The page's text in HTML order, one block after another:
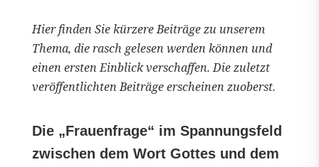
Hier finden Sie kürzere Beiträge zu unserem
Thema, die rasch gelesen werden können und
einen ersten Einblick verschaffen. Die zuletzt
veröffentlichten Beiträge erscheinen zuoberst.
Die „Frauenfrage“ im Spannungsfeld
zwischen dem Wort Gottes und dem